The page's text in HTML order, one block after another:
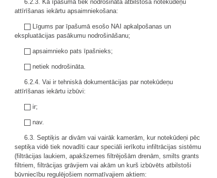
6.2.3. Kā īpašumā tiek nodrošināta atbilstoša notekūdeņu
attīrīšanas iekārtu apsaimniekošana:
Līgums par īpašumā esošo NAI apkalpošanas un
ekspluatācijas pasākumu nodrošināšanu;
apsaimnieko pats īpašnieks;
netiek nodrošināta.
6.2.4. Vai ir tehniskā dokumentācijas par notekūdeņu
attīrīšanas iekārtu izbūvi:
ir;
nav.
6.3. Septiķis ar divām vai vairāk kamerām, kur notekūdeņi pēc
septiķa vidē tiek novadīti caur speciāli ierīkotu infiltrācijas sistēmu
(filtrācijas laukiem, apakšzemes filtrējošām drenām, smilts grants
filtriem, filtrācijas grāvjiem vai akām un kurš izbūvēts atbilstoši
būvniecību regulējošiem normatīvajiem aktiem: